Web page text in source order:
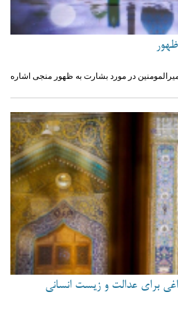
در مورد بشارت به ظهور منجی اشاره
برای عدالت و زیست انسانی